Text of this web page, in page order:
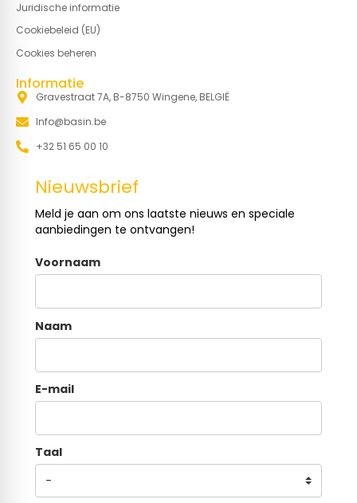
Juridische informatie
Cookiebeleid (EU)
Cookies beheren
Informatie
Gravestraat 7A, B-8750 Wingene, BELGIË
Info@basin.be
+32 51 65 00 10
Nieuwsbrief
Meld je aan om ons laatste nieuws en speciale
aanbiedingen te ontvangen!
Voornaam
Naam
E-mail
Taal